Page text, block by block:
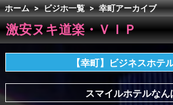
ホーム > ビジホ一覧 > 幸町アーカイブ
激安ヌキ道楽・ＶＩＰ
【幸町】ビジネスホテ
スマイルホテルなん